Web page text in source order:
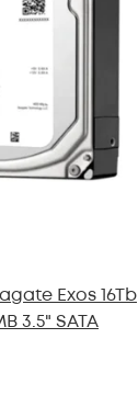
Exos 16Tb
3.5" SATA